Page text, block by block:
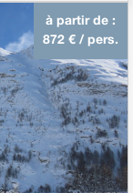
à partir de :
872 € / pers.